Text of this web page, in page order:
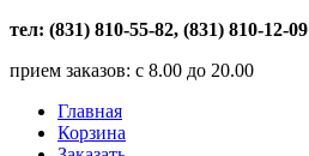
тел: (831) 810-55-82, (831) 810-12-09
прием заказов: с 8.00 до 20.00
Главная
Корзина